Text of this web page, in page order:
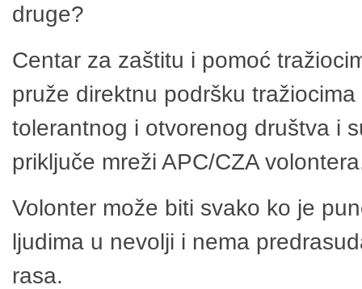
druge?
Centar za zaštitu i pomoć
pruže direktnu podršku
tolerantnog i otvorenog društva i
priključe mreži APC/CZA
Volonter može biti svako ko je
ljudima u nevolji i nema
rasa.